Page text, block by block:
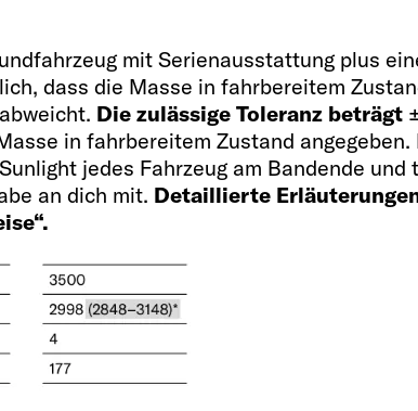
mit Serienausstattung plus
dass die Masse in fahrbereitem
Die zulässige Toleranz beträgt
in fahrbereitem Zustand
jedes Fahrzeug am Bandende
an dich mit. Detaillierte